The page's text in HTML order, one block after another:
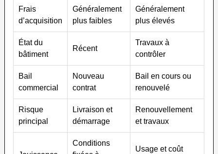
Frais
d’acquisition
Généralement
plus faibles
Généralement
plus élevés
État du
bâtiment
Récent
Travaux à
contrôler
Bail
commercial
Nouveau
contrat
Bail en cours ou
renouvelé
Risque
principal
Livraison et
démarrage
Renouvellement
et travaux
Conditions
Usage et coût